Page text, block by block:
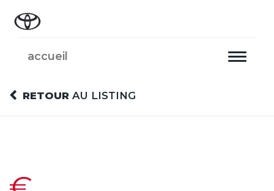
Toggle
accueil
RETOUR AU LISTING